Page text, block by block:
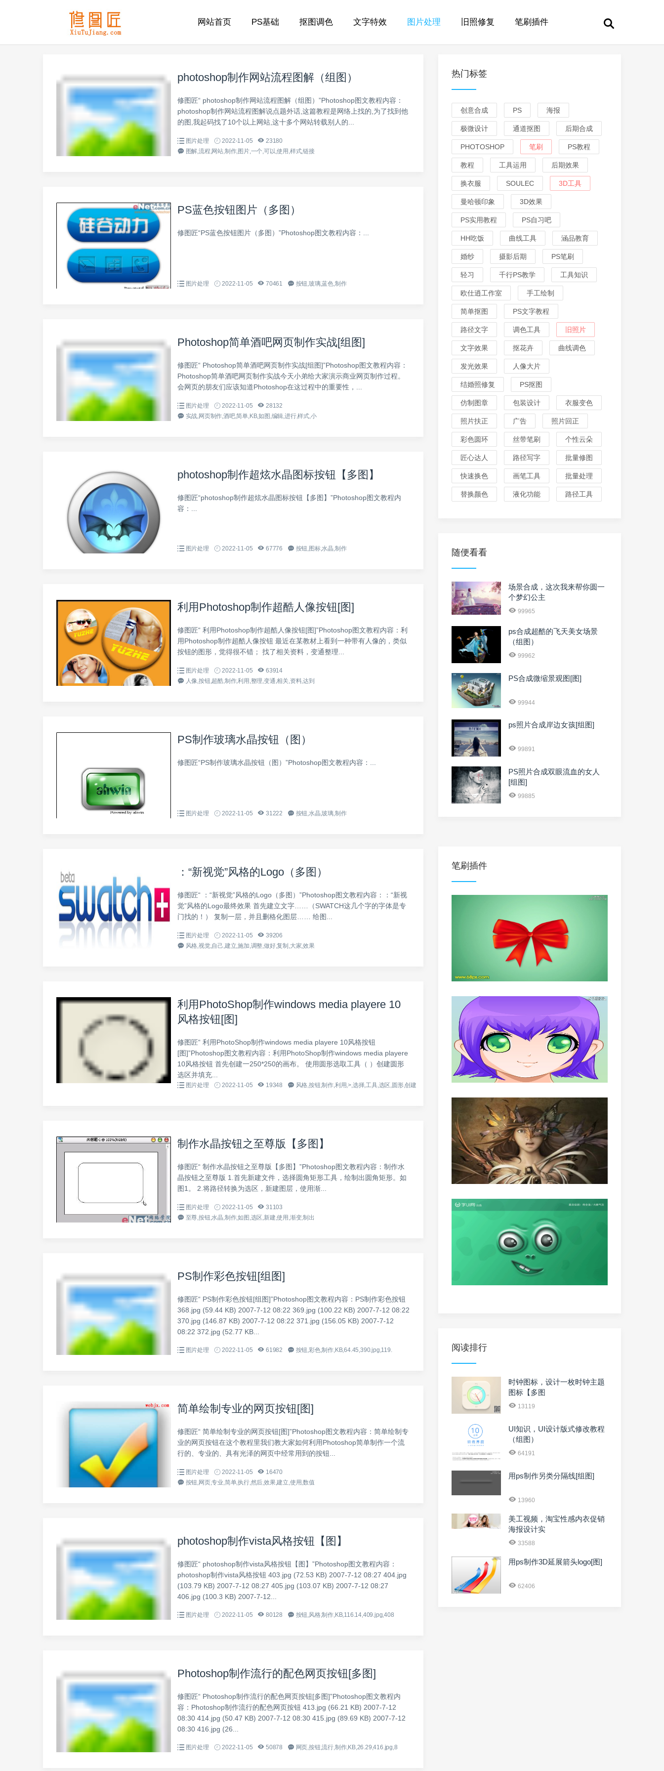
网站首页 PS基础 抠图调色 文字特效 图片处理 旧照修复 笔刷插件
photoshop制作网站流程图解（组图）
修图匠“ photoshop制作网站流程图解（组图）”Photoshop图文教程内容：
photoshop制作网站流程图解说点题外话,这篇教程是网络上找的,为了找到他
的图,我起码找了10个以上网站,这十多个网站转载别人的...
图片处理 2022-11-05
23180
图解,流程,网站,制作,图片,一个,可以,使用,样式,链接
PS蓝色按钮图片（多图）
修图匠“PS蓝色按钮图片（多图）”Photoshop图文教程内容：...
图片处理 2022-11-05 70461 按钮,玻璃,蓝色,制作
Photoshop简单酒吧网页制作实战[组图]
修图匠“ Photoshop简单酒吧网页制作实战[组图]”Photoshop图文教程内容：
Photoshop简单酒吧网页制作实战今天小弟给大家演示商业网页制作过程。
会网页的朋友们应该知道Photoshop在这过程中的重要性，...
图片处理 2022-11-05
28132
实战,网页制作,酒吧,简单,KB,如图,编辑,进行,样式,小
photoshop制作超炫水晶图标按钮【多图】
修图匠“photoshop制作超炫水晶图标按钮【多图】”Photoshop图文教程内
容：...
图片处理 2022-11-05 67776 按钮,图标,水晶,制作
利用Photoshop制作超酷人像按钮[图]
修图匠“ 利用Photoshop制作超酷人像按钮[图]”Photoshop图文教程内容：利
用Photoshop制作超酷人像按钮 最近在某教材上看到一种带有人像的，类似
按钮的图形，觉得很不错； 找了相关资料，变通整理...
图片处理 2022-11-05
63914
人像,按钮,超酷,制作,利用,整理,变通,相关,资料,达到
PS制作玻璃水晶按钮（图）
修图匠“PS制作玻璃水晶按钮（图）”Photoshop图文教程内容：...
图片处理 2022-11-05 31222 按钮,水晶,玻璃,制作
：“新视觉”风格的Logo（多图）
修图匠“ ：“新视觉”风格的Logo（多图）”Photoshop图文教程内容：：“新视
觉”风格的Logo最终效果 首先建立文字……（SWATCH这几个字的字体是专
门找的！） 复制一层，并且删格化图层…… 给图...
图片处理 2022-11-05
39206
风格,视觉,自己,建立,施加,调整,做好,复制,大家,效果
利用PhotoShop制作windows media playere 10
风格按钮[图]
修图匠“ 利用PhotoShop制作windows media playere 10风格按钮
[图]”Photoshop图文教程内容：利用PhotoShop制作windows media playere
10风格按钮 首先创建一250*250的画布。 使用圆形选取工具（ ）创建圆形
选区并填充...
图片处理 2022-11-05 19348 风格,按钮,制作,利用,>,选择,工具,选区,圆形,创建
制作水晶按钮之至尊版【多图】
修图匠“ 制作水晶按钮之至尊版【多图】”Photoshop图文教程内容：制作水
晶按钮之至尊版 1.首先新建文件，选择圆角矩形工具，绘制出圆角矩形。如
图1。 2.将路径转换为选区，新建图层，使用渐...
图片处理 2022-11-05
31103
至尊,按钮,水晶,制作,如图,选区,新建,使用,渐变,制出
PS制作彩色按钮[组图]
修图匠“ PS制作彩色按钮[组图]”Photoshop图文教程内容：PS制作彩色按钮
368.jpg (59.44 KB) 2007-7-12 08:22 369.jpg (100.22 KB) 2007-7-12 08:22
370.jpg (146.87 KB) 2007-7-12 08:22 371.jpg (156.05 KB) 2007-7-12
08:22 372.jpg (52.77 KB...
图片处理 2022-11-05 61982 按钮,彩色,制作,KB,64.45,390.jpg,119.
简单绘制专业的网页按钮[图]
修图匠“ 简单绘制专业的网页按钮[图]”Photoshop图文教程内容：简单绘制专
业的网页按钮在这个教程里我们教大家如何利用Photoshop简单制作一个流
行的、专业的、具有光泽的网页中经常用到的按钮...
图片处理 2022-11-05
16470
按钮,网页,专业,简单,执行,然后,效果,建立,使用,数值
photoshop制作vista风格按钮【图】
修图匠“ photoshop制作vista风格按钮【图】”Photoshop图文教程内容：
photoshop制作vista风格按钮 403.jpg (72.53 KB) 2007-7-12 08:27 404.jpg
(103.79 KB) 2007-7-12 08:27 405.jpg (103.07 KB) 2007-7-12 08:27
406.jpg (100.3 KB) 2007-7-12...
图片处理 2022-11-05 80128 按钮,风格,制作,KB,116.14,409.jpg,408
Photoshop制作流行的配色网页按钮[多图]
修图匠“ Photoshop制作流行的配色网页按钮[多图]”Photoshop图文教程内
容：Photoshop制作流行的配色网页按钮 413.jpg (66.21 KB) 2007-7-12
08:30 414.jpg (50.47 KB) 2007-7-12 08:30 415.jpg (89.69 KB) 2007-7-12
08:30 416.jpg (26...
图片处理 2022-11-05 50878 网页,按钮,流行,制作,KB,26.29,416.jpg,8
热门标签
创意合成 PS 海报
极微设计 通道抠图 后期合成
PHOTOSHOP 笔刷 PS教程
教程 工具运用 后期效果
换衣服 SOULEC 3D工具
曼哈顿印象 3D效果
PS实用教程 PS自习吧
HH吃饭 曲线工具 涵品教育
婚纱 摄影后期 PS笔刷
轻习 千行PS教学 工具知识
欧仕逍工作室 手工绘制
简单抠图 PS文字教程
路径文字 调色工具 旧照片
文字效果 抠花卉 曲线调色
发光效果 人像大片
结婚照修复 PS抠图
仿制图章 包装设计 衣服变色
照片扶正 广告 照片回正
彩色圆环 丝带笔刷 个性云朵
匠心达人 路径写字 批量修图
快速换色 画笔工具 批量处理
替换颜色 液化功能 路径工具
随便看看
场景合成，这次我来帮你圆一
个梦幻公主
99965
ps合成超酷的飞天美女场景
（组图）
99962
PS合成微缩景观图[图]
99944
ps照片合成岸边女孩[组图]
99891
PS照片合成双眼流血的女人
[组图]
99885
笔刷插件
阅读排行
时钟图标，设计一枚时钟主题
图标【多图
13119
UI知识，UI设计版式修改教程
（组图）
64191
用ps制作另类分隔线[组图]
13960
美工视频，淘宝性感内衣促销
海报设计实
33588
用ps制作3D延展箭头logo[图]
62406